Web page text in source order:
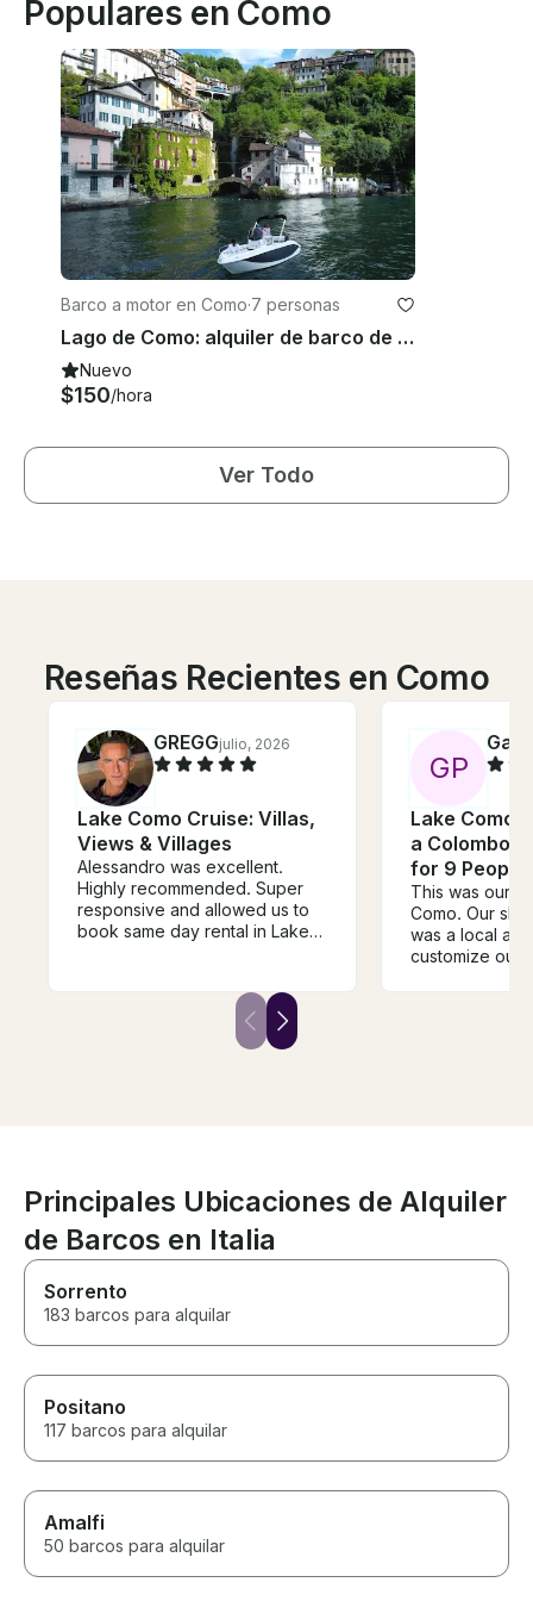
Populares en Como
Barco a motor en Como·7 personas
Lago de Como: alquiler de barco de 1 hora sin licencia
Nuevo
$150/hora
Ver Todo
Reseñas Recientes en Como
GREGGjulio, 2026
Lake Como Cruise: Villas,
Views & Villages
Alessandro was excellent.
Highly recommended. Super
responsive and allowed us to
book same day rental in Lake
shopping in Bellagio. Will use
ago when we come back.
GP
Lake Como:
a Colombo
for 9 People
This was our
Como. Our
was a local
customize our
with Veryta
Richardo!
Principales Ubicaciones de Alquiler
de Barcos en Italia
Sorrento
183 barcos para alquilar
Positano
117 barcos para alquilar
Amalfi
50 barcos para alquilar